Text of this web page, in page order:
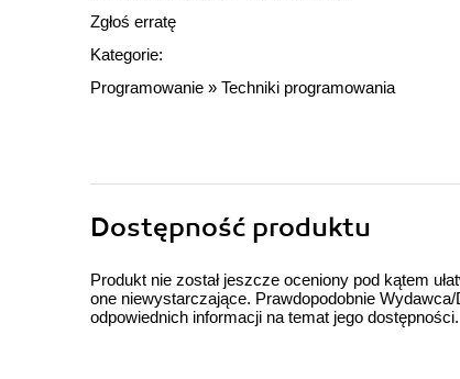
Zgłoś erratę
Kategorie:
Programowanie » Techniki programowania
Dostępność produktu
Produkt nie został jeszcze oceniony pod kątem
one niewystarczające. Prawdopodobnie
odpowiednich informacji na temat jego dostępności.